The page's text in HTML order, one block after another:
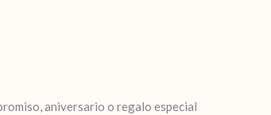
aniversario o regalo especial